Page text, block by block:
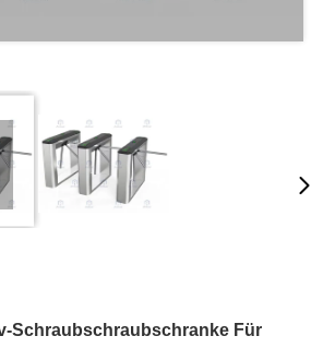
Schraubschraubschranke Für